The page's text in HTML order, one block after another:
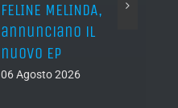
FELINE MELINDA,
annunciano il
nuovo EP
06 Agosto 2026